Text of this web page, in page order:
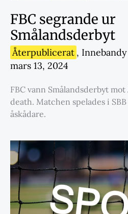
FBC segrande ur
Smålandsderbyt
Återpublicerat , Innebandy
mars 13, 2024
FBC vann Smålandsderbyt
death. Matchen spelades i
åskådare.